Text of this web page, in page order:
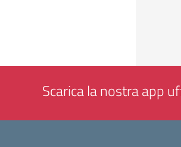
Scarica la nostra app